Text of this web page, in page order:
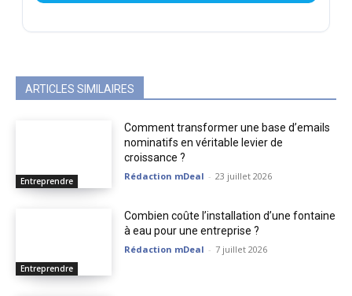
ARTICLES SIMILAIRES
Entreprendre
Comment transformer une base d’emails
nominatifs en véritable levier de
croissance ?
Rédaction mDeal - 23 juillet 2026
Entreprendre
Combien coûte l’installation d’une fontaine
à eau pour une entreprise ?
Rédaction mDeal - 7 juillet 2026